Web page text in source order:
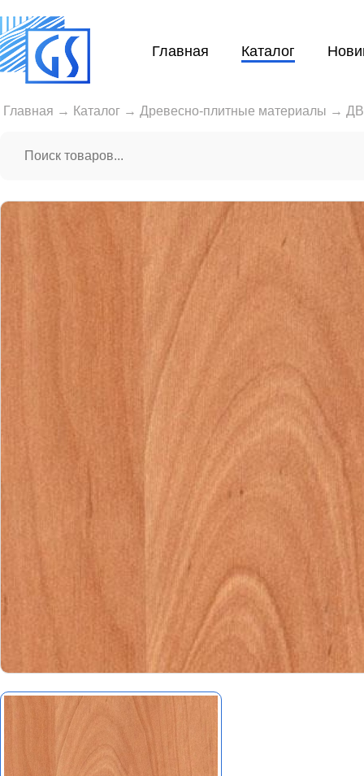
Главная Каталог
Главная → Каталог → Древесно-плитные материалы →